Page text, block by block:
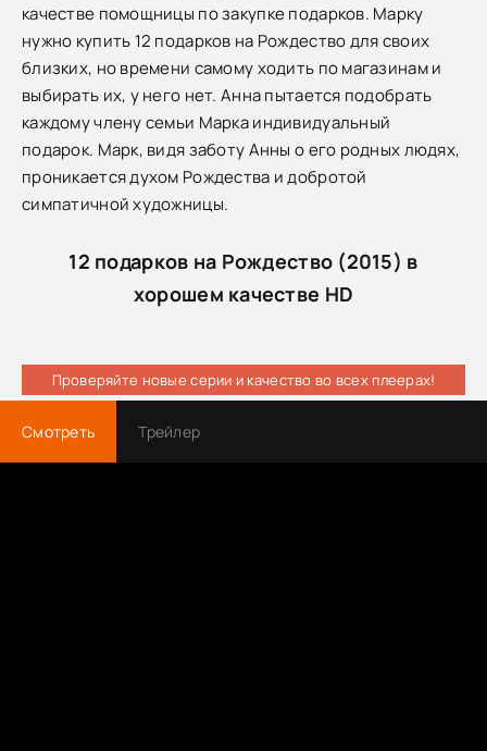
качестве помощницы по закупке подарков. Марку
нужно купить 12 подарков на Рождество для своих
близких, но времени самому ходить по магазинам и
выбирать их, у него нет. Анна пытается подобрать
каждому члену семьи Марка индивидуальный
подарок. Марк, видя заботу Анны о его родных людях,
проникается духом Рождества и добротой
симпатичной художницы.
12 подарков на Рождество (2015) в
хорошем качестве HD
Проверяйте новые серии и качество во всех плеерах!
Смотреть Трейлер